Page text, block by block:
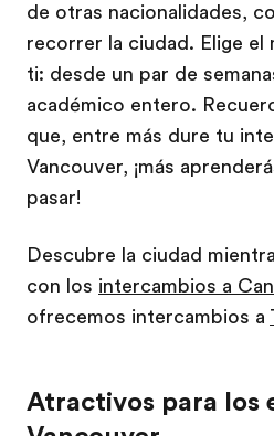
de otras nacionalidades,
recorrer la ciudad. Elige el
ti: desde un par de
académico entero.
que, entre más dure tu
Vancouver, ¡más
pasar!
Descubre la ciudad
con los intercambios a
ofrecemos intercambios a
Atractivos para los